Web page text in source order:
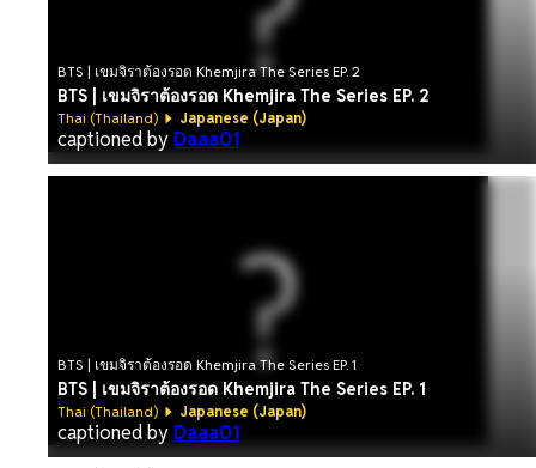
BTS | เขมจิราต้องรอด Khemjira The Series EP. 2
BTS | เขมจิราต้องรอด Khemjira The Series EP. 2
Thai (Thailand) Japanese (Japan)
captioned by Daaa01
BTS | เขมจิราต้องรอด Khemjira The Series EP. 1
BTS | เขมจิราต้องรอด Khemjira The Series EP. 1
Thai (Thailand) Japanese (Japan)
captioned by Daaa01